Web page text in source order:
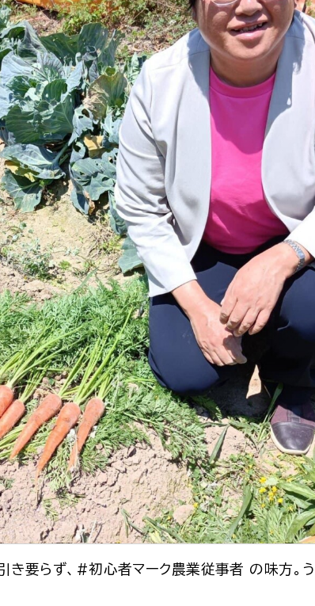
き要らず、#初心者マーク農業従事者 の味方。